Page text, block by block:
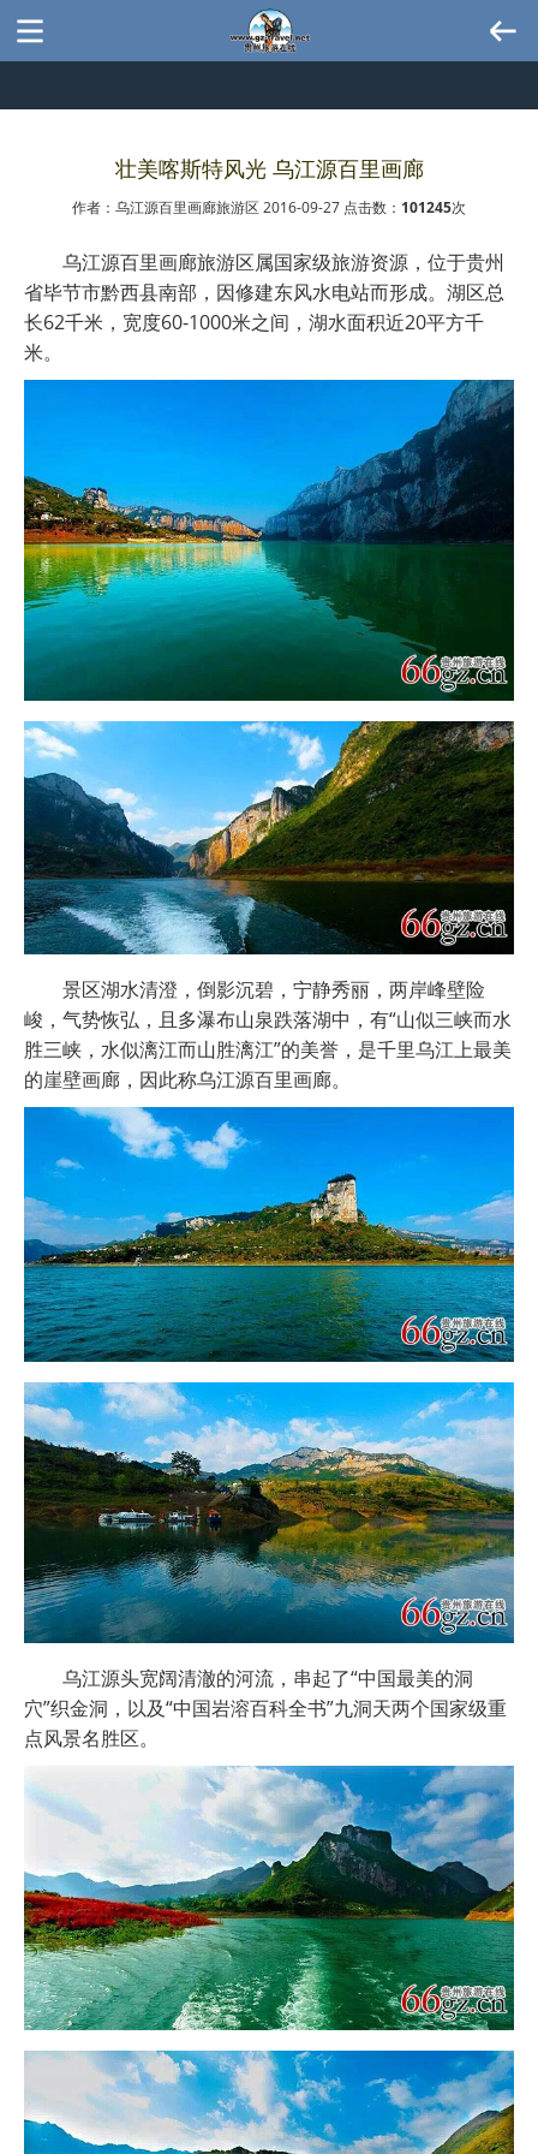
壮美喀斯特风光 乌江源百里画廊
作者：乌江源百里画廊旅游区 2016-09-27 点击数： 101245次
乌江源百里画廊旅游区属国家级旅游资源，位于贵州
省毕节市黔西县南部，因修建东风水电站而形成。湖区总
长62千米，宽度60-1000米之间，湖水面积近20平方千
米。
景区湖水清澄，倒影沉碧，宁静秀丽，两岸峰壁险
峻，气势恢弘，且多瀑布山泉跌落湖中，有“山似三峡而水
胜三峡，水似漓江而山胜漓江”的美誉，是千里乌江上最美
的崖壁画廊，因此称乌江源百里画廊。
乌江源头宽阔清澈的河流，串起了“中国最美的洞
穴”织金洞，以及“中国岩溶百科全书”九洞天两个国家级重
点风景名胜区。